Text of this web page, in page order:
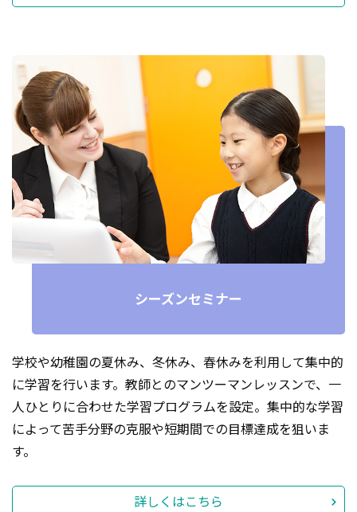
シーズンセミナー
学校や幼稚園の夏休み、冬休み、春休みを利用して集中的
に学習を行います。教師とのマンツーマンレッスンで、一
人ひとりに合わせた学習プログラムを設定。集中的な学習
によって苦手分野の克服や短期間での目標達成を狙いま
す。
詳しくはこちら